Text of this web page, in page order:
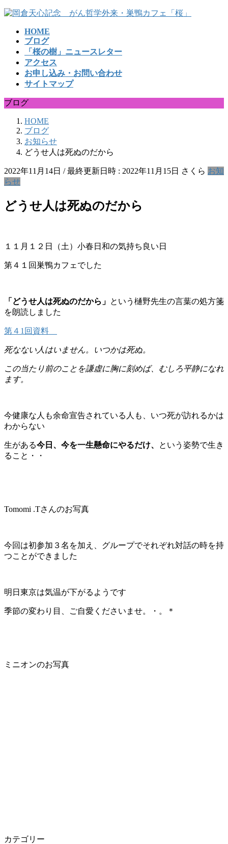
コ
ッ
プ
ナ
移
動
HOME
ブログ
「桜の樹」ニュースレター
アクセス
お申し込み・お問い合わせ
サイトマップ
ブログ
HOME
ブログ
お知らせ
どうせ人は死ぬのだから
2022年11月14日 / 最終更新日時 : 2022年11月15日 さくら お知
らせ
どうせ人は死ぬのだから
１１月１２日（土）小春日和の気持ち良い日
第４１回巣鴨カフェでした
「どうせ人は死ぬのだから」 という樋野先生の言葉の処方箋
を朗読しました
第４1回資料
死なない人はいません。いつかは死ぬ。
この当たり前のことを謙虚に胸に刻めば、むしろ平静になれ
ます。
今健康な人も余命宣告されている人も、いつ死が訪れるかは
わからない
生がある今日、今を一生懸命にやるだけ、
という姿勢で生き
ること・・
Tomomi .Tさんのお写真
今回は初参加３名を加え、グループでそれぞれ対話の時を持
つことができました
明日東京は気温が下がるようです
季節の変わり目、ご自愛くださいませ。・。＊
ミニオンのお写真
カテゴリー